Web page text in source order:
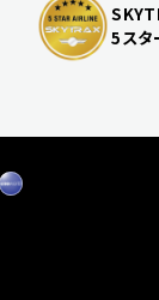
5スタ